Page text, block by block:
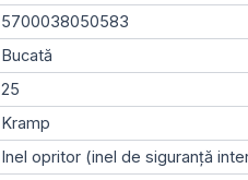
5700038050583
Bucată
25
Kramp
Inel opritor (inel de siguranță